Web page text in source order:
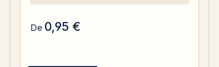
De 0,95 €